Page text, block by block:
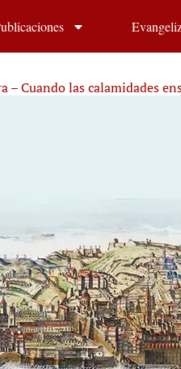
– Cuando las calamidades